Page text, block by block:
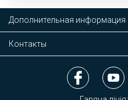
Дополнительная информация
Контакты